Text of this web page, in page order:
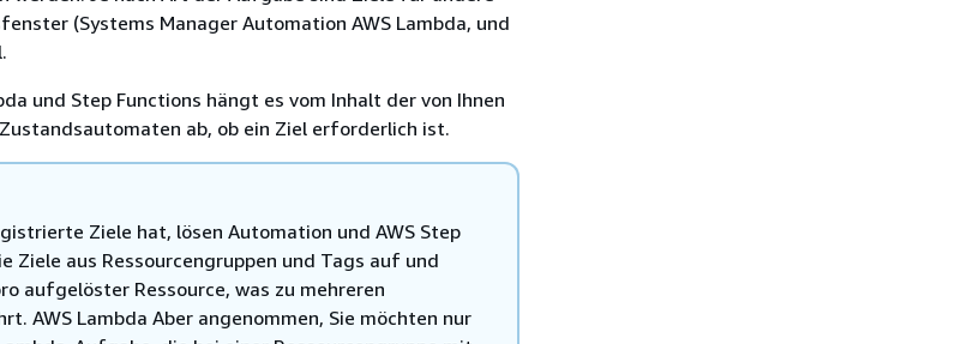
(Systems Manager Automation AWS Lambda, und
und Step Functions hängt es vom Inhalt der von Ihnen
ab, ob ein Ziel erforderlich ist.
Ziele hat, lösen Automation und AWS Step
Ziele aus Ressourcengruppen und Tags auf und
aufgelöster Ressource, was zu mehreren
AWS Lambda Aber angenommen, Sie möchten nur